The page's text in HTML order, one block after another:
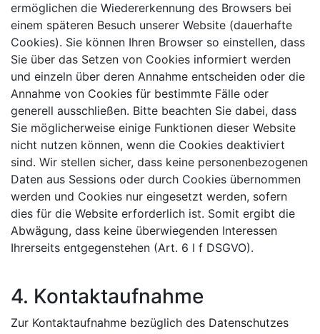
ermöglichen die Wiedererkennung des Browsers bei
einem späteren Besuch unserer Website (dauerhafte
Cookies). Sie können Ihren Browser so einstellen, dass
Sie über das Setzen von Cookies informiert werden
und einzeln über deren Annahme entscheiden oder die
Annahme von Cookies für bestimmte Fälle oder
generell ausschließen. Bitte beachten Sie dabei, dass
Sie möglicherweise einige Funktionen dieser Website
nicht nutzen können, wenn die Cookies deaktiviert
sind. Wir stellen sicher, dass keine personenbezogenen
Daten aus Sessions oder durch Cookies übernommen
werden und Cookies nur eingesetzt werden, sofern
dies für die Website erforderlich ist. Somit ergibt die
Abwägung, dass keine überwiegenden Interessen
Ihrerseits entgegenstehen (Art. 6 I f DSGVO).
4. Kontaktaufnahme
Zur Kontaktaufnahme bezüglich des Datenschutzes